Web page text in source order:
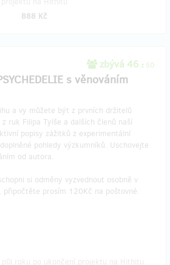
888 Kč
zbývá 46 z 50
s věnováním
a vy můžete být z prvních držitelů
ruk Filipa Tylše a dalších členů naší
popisy zážitků z experimentální
pohledy výzkumníků. Uschovejte
od autora.
si odměny vyzvednout osobně v
připočtěte prosím 120Kč na poštovné.